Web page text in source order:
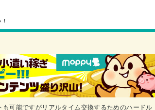
可能ですがリアルタイム交換するためのハードル